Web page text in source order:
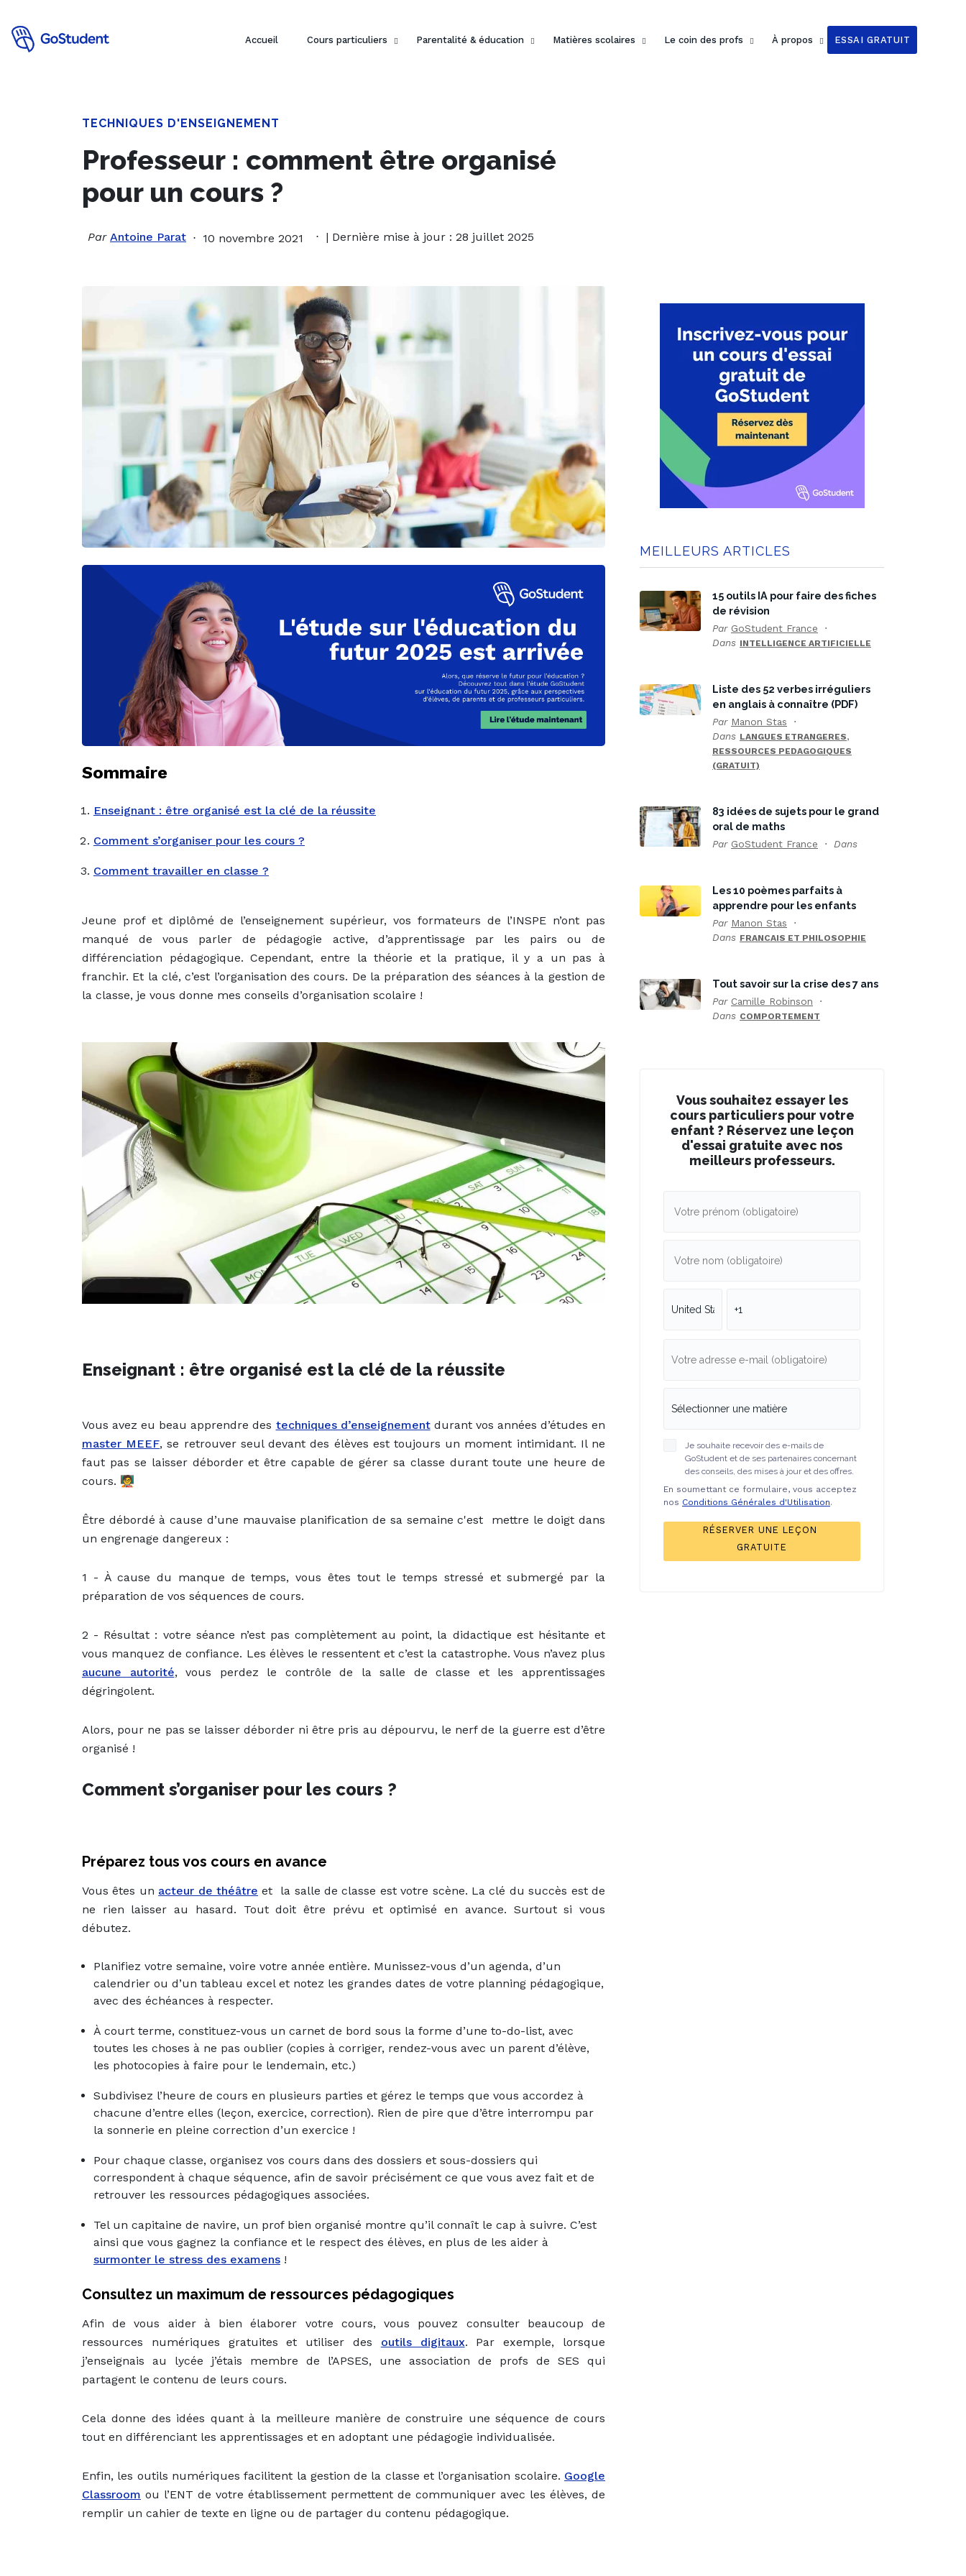
Accueil Cours particuliers Parentalité & éducation Matières scolaires Le coin des profs À propos ESSAI GRATUIT
TECHNIQUES D'ENSEIGNEMENT
Professeur : comment être organisé
pour un cours ?
Par Antoine Parat 10 novembre 2021 | Dernière mise à jour : 28 juillet 2025
Sommaire
Enseignant : être organisé est la clé de la réussite
Comment s’organiser pour les cours ?
Comment travailler en classe ?
Jeune prof et diplômé de l’enseignement supérieur, vos formateurs de l’INSPE n’ont pas
manqué de vous parler de pédagogie active, d’apprentissage par les pairs ou de
différenciation pédagogique. Cependant, entre la théorie et la pratique, il y a un pas à
franchir. Et la clé, c’est l’organisation des cours. De la préparation des séances à la gestion de
la classe, je vous donne mes conseils d’organisation scolaire !
Enseignant : être organisé est la clé de la réussite
Vous avez eu beau apprendre des techniques d’enseignementdurant vos années d’études en
master MEEF, se retrouver seul devant des élèves est toujours un moment intimidant. Il ne
faut pas se laisser déborder et être capable de gérer sa classe durant toute une heure de
cours. 🧑‍🏫
Être débordé à cause d’une mauvaise planification de sa semaine c'est mettre le doigt dans
un engrenage dangereux :
1 - À cause du manque de temps, vous êtes tout le temps stressé et submergé par la
préparation de vos séquences de cours.
2 - Résultat : votre séance n’est pas complètement au point, la didactique est hésitante et
vous manquez de confiance. Les élèves le ressentent et c’est la catastrophe. Vous n’avez plus
aucune autorité, vous perdez le contrôle de la salle de classe et les apprentissages
dégringolent.
Alors, pour ne pas se laisser déborder ni être pris au dépourvu, le nerf de la guerre est d’être
organisé !
Comment s’organiser pour les cours ?
Préparez tous vos cours en avance
Vous êtes un acteur de théâtre et la salle de classe est votre scène. La clé du succès est de
ne rien laisser au hasard. Tout doit être prévu et optimisé en avance. Surtout si vous
débutez.
Planifiez votre semaine, voire votre année entière. Munissez-vous d’un agenda, d’un
calendrier ou d’un tableau excel et notez les grandes dates de votre planning pédagogique,
avec des échéances à respecter.
À court terme, constituez-vous un carnet de bord sous la forme d’une to-do-list, avec
toutes les choses à ne pas oublier (copies à corriger, rendez-vous avec un parent d’élève,
les photocopies à faire pour le lendemain, etc.)
Subdivisez l’heure de cours en plusieurs parties et gérez le temps que vous accordez à
chacune d’entre elles (leçon, exercice, correction). Rien de pire que d’être interrompu par
la sonnerie en pleine correction d’un exercice !
Pour chaque classe, organisez vos cours dans des dossiers et sous-dossiers qui
correspondent à chaque séquence, afin de savoir précisément ce que vous avez fait et de
retrouver les ressources pédagogiques associées.
Tel un capitaine de navire, un prof bien organisé montre qu’il connaît le cap à suivre. C’est
ainsi que vous gagnez la confiance et le respect des élèves, en plus de les aider à
surmonter le stress des examens !
Consultez un maximum de ressources pédagogiques
Afin de vous aider à bien élaborer votre cours, vous pouvez consulter beaucoup de
ressources numériques gratuites et utiliser des outils digitaux. Par exemple, lorsque
j’enseignais au lycée j’étais membre de l’APSES, une association de profs de SES qui
partagent le contenu de leurs cours.
Cela donne des idées quant à la meilleure manière de construire une séquence de cours
tout en différenciant les apprentissages et en adoptant une pédagogie individualisée.
Enfin, les outils numériques facilitent la gestion de la classe et l’organisation scolaire. Google
Classroom ou l’ENT de votre établissement permettent de communiquer avec les élèves, de
remplir un cahier de texte en ligne ou de partager du contenu pédagogique.
MEILLEURS ARTICLES
15 outils IA pour faire des fiches
de révision
Par GoStudent France
Dans INTELLIGENCE ARTIFICIELLE
Liste des 52 verbes irréguliers
en anglais à connaître (PDF)
Par Manon Stas
Dans LANGUES ETRANGERES,
RESSOURCES PEDAGOGIQUES
(GRATUIT)
83 idées de sujets pour le grand
oral de maths
Par GoStudent France Dans
Les 10 poèmes parfaits à
apprendre pour les enfants
Par Manon Stas
Dans FRANCAIS ET PHILOSOPHIE
Tout savoir sur la crise des 7 ans
Par Camille Robinson
Dans COMPORTEMENT
Vous souhaitez essayer les
cours particuliers pour votre
enfant ? Réservez une leçon
d'essai gratuite avec nos
meilleurs professeurs.
Je souhaite recevoir des e-mails de
GoStudent et de ses partenaires concernant
des conseils, des mises à jour et des offres.
En soumettant ce formulaire, vous acceptez
nos Conditions Générales d'Utilisation.